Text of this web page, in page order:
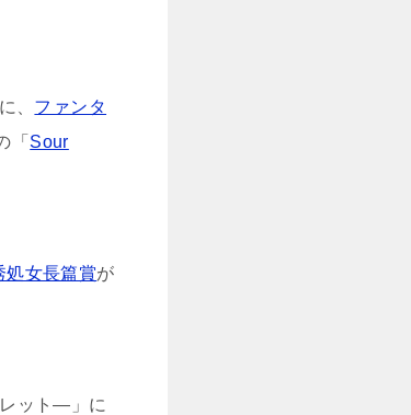
、 ファンタ
「 Sour
処女長篇賞が
ット―」に